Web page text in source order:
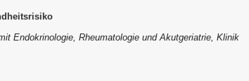
Endokrinologie, Rheumatologie und Akutgeriatrie, Klinik